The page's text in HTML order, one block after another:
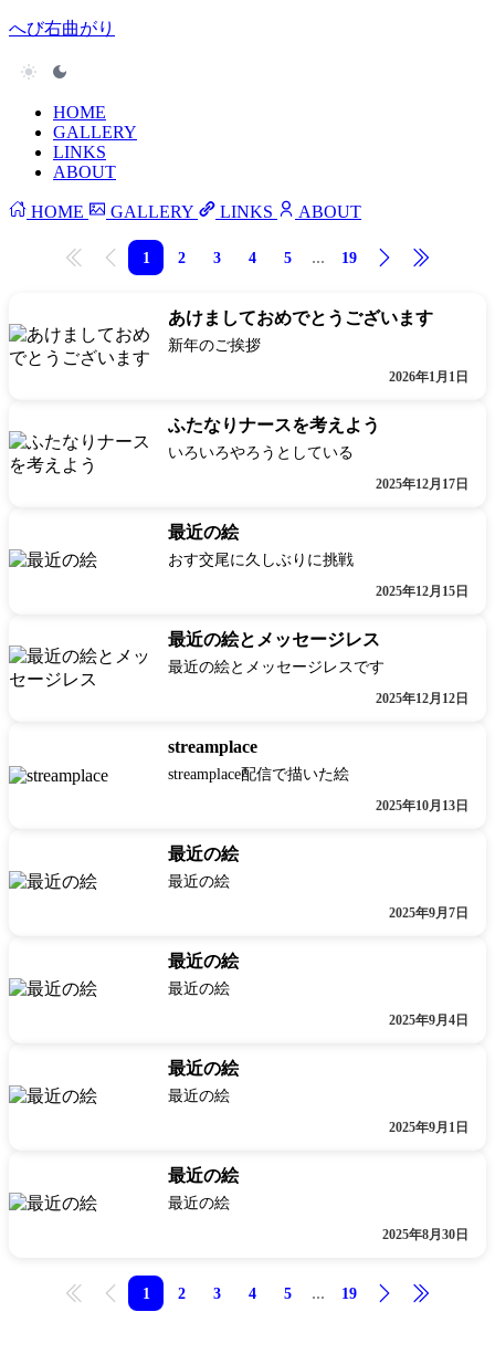
へび右曲がり
HOME
GALLERY
LINKS
ABOUT
HOME GALLERY LINKS ABOUT
先頭前へ1 2 3 4 5 ... 19 次へ最後
あけましておめでとうございます
新年のご挨拶
2026年1月1日
ふたなりナースを考えよう
いろいろやろうとしている
2025年12月17日
最近の絵
おす交尾に久しぶりに挑戦
2025年12月15日
最近の絵とメッセージレス
最近の絵とメッセージレスです
2025年12月12日
streamplace
streamplace配信で描いた絵
2025年10月13日
最近の絵
最近の絵
2025年9月7日
最近の絵
最近の絵
2025年9月4日
最近の絵
最近の絵
2025年9月1日
最近の絵
最近の絵
2025年8月30日
先頭前へ1 2 3 4 5 ... 19 次へ最後